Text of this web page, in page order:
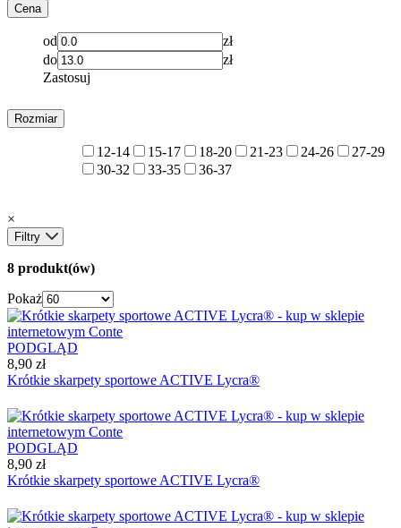
Cena
od
zł
do
zł
Zastosuj
Rozmiar
12-14 15-17 18-20 21-23 24-26
27-29
30-32
33-35 36-37
×
Filtry
8 produkt(ów)
Pokaż
PODGLĄD
8,90 zł
Krótkie skarpety sportowe ACTIVE Lycra®
PODGLĄD
8,90 zł
Krótkie skarpety sportowe ACTIVE Lycra®